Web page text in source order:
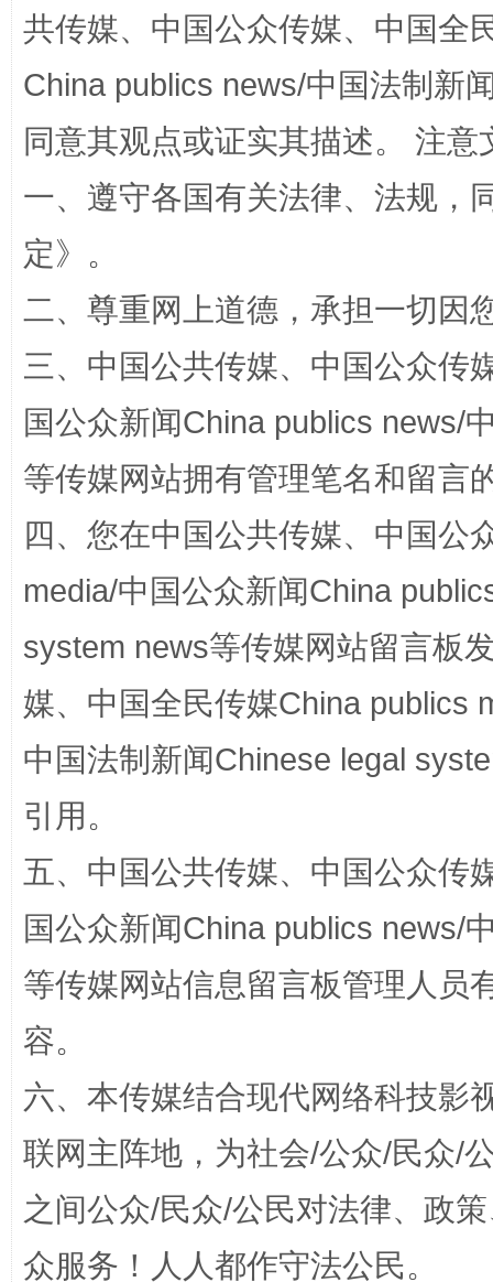
国家大学科技园优化重塑工作
“蜀中异人”王建安的艺术幻境
完善运行机制助力责任有效落实 一纸欠
共传媒、中国公众传媒、中国全
China publics news/中国法制新
同意其观点或证实其描述。 注
一、遵守各国有关法律、法规，
定》。
二、尊重网上道德，承担一切因
三、中国公共传媒、中国公众传
国公众新闻China publics news/
等传媒网站拥有管理笔名和留言
四、您在中国公共传媒、中国公
media/中国公众新闻China
system news等传媒网站留言板
媒、中国全民传媒China publics
中国法制新闻Chinese legal
引用。
五、中国公共传媒、中国公众传
国公众新闻China publics news/
等传媒网站信息留言板管理人员
容。
六、本传媒结合现代网络科技影
联网主阵地，为社会/公众/民众/
之间公众/民众/公民对法律、政
众服务！人人都作守法公民。